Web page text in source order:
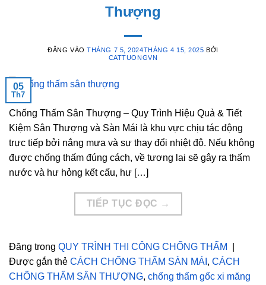
Thượng
ĐĂNG VÀOTHÁNG 7 5, 2024THÁNG 4 15, 2025 BỞI
CATTUONGVN
05
Th7
Chống Thấm Sân Thượng – Quy Trình Hiệu Quả & Tiết
Kiệm Sân Thượng và Sàn Mái là khu vực chịu tác động
trực tiếp bởi nắng mưa và sự thay đổi nhiệt độ. Nếu không
được chống thấm đúng cách, về tương lai sẽ gây ra thấm
nước và hư hỏng kết cấu, hư […]
TIẾP TỤC ĐỌC →
Đăng trong QUY TRÌNH THI CÔNG CHỐNG THẤM
Được gắn thẻ CÁCH CHỐNG THẤM SÀN MÁI , CÁCH
CHỐNG THẤM SÂN THƯỢNG, chống thấm gốc xi măng